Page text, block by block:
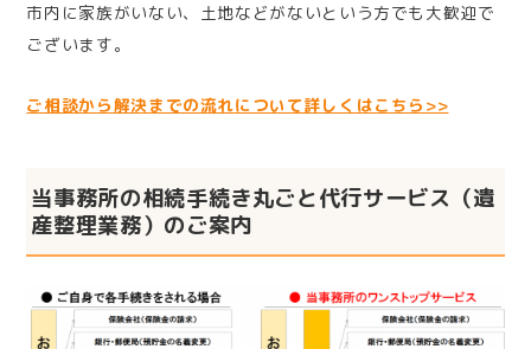
市内に家族がいない、土地などがないという方でも大歓迎で
ございます。
ご相談から解決までの流れについて詳しくはこちら>>
当事務所の相続手続き丸ごと代行サービス（遺
産整理業務）のご案内